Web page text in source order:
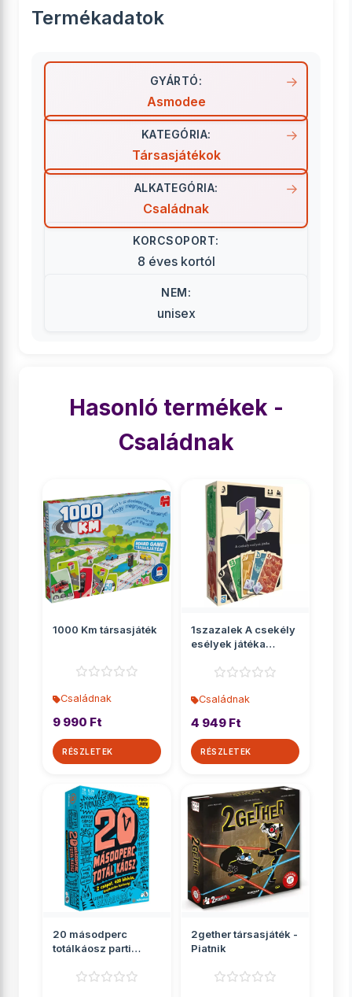
Termékadatok
GYÁRTÓ:
Asmodee
KATEGÓRIA:
Társasjátékok
ALKATEGÓRIA:
Családnak
KORCSOPORT:
8 éves kortól
NEM:
unisex
Hasonló termékek -
Családnak
1000 Km társasjáték
Családnak
9 990 Ft
RÉSZLETEK
1szazalek A csekély
esélyek játéka
Családnak
4 949 Ft
RÉSZLETEK
20 másodperc
totálkáosz parti
2gether társasjáték -
Piatnik